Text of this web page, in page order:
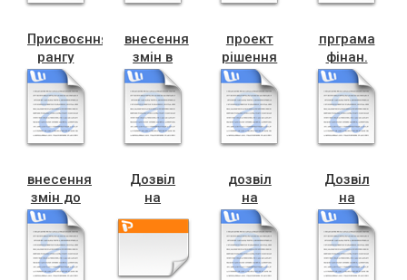
Присвоєння
рангу
міському
голові 5
ранг
2019 р.
внесення
змін в
картку
чортківчанина
проект
рішення
фін.підтрим.2020
прграма
фінан.
підтрим.
військ.
частин
2020
внесення
змін до
програми
оборонній
готовн.
Дозвіл
на
проект,гараж
Кульчицька
Січинського,13-
дозвіл
на
проект
євреї
Дозвіл
на
проект,ОСББ
Гагаріна-47